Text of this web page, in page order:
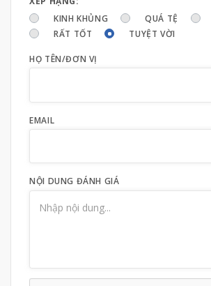
KINH KHỦNG
QUÁ TỆ
RẤT TỐT
TUYỆT VỜI
HỌ TÊN/ĐƠN VỊ
EMAIL
NỘI DUNG ĐÁNH GIÁ